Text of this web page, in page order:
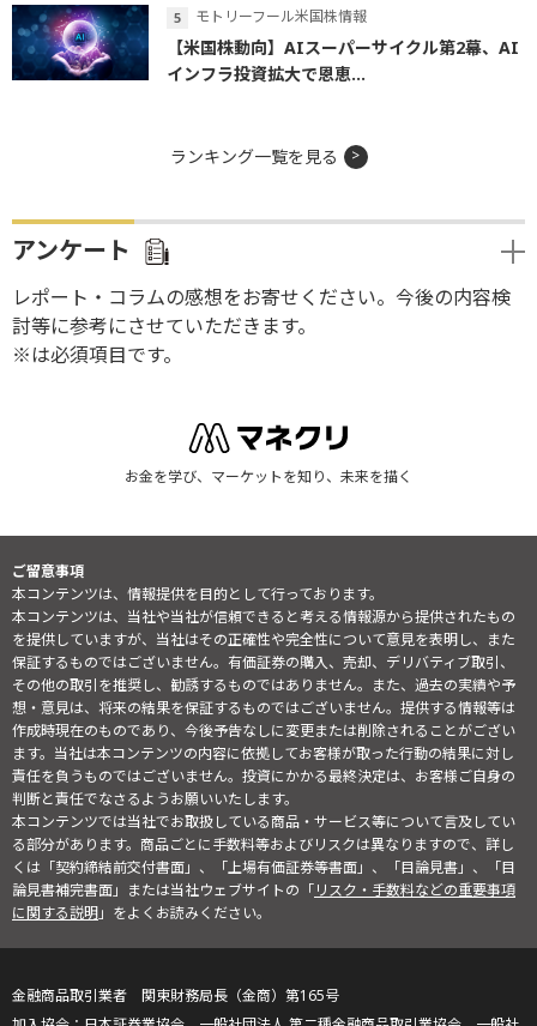
モトリーフール米国株情報
【米国株動向】AIスーパーサイクル第2幕、AI
インフラ投資拡大で恩恵...
ランキング一覧を見る
アンケート
レポート・コラムの感想をお寄せください。今後の内容検
討等に参考にさせていただきます。
※は必須項目です。
お金を学び、マーケットを知り、未来を描く
ご留意事項
本コンテンツは、情報提供を目的として行っております。
本コンテンツは、当社や当社が信頼できると考える情報源から提供されたもの
を提供していますが、当社はその正確性や完全性について意見を表明し、また
保証するものではございません。有価証券の購入、売却、デリバティブ取引、
その他の取引を推奨し、勧誘するものではありません。また、過去の実績や予
想・意見は、将来の結果を保証するものではございません。提供する情報等は
作成時現在のものであり、今後予告なしに変更または削除されることがござい
ます。当社は本コンテンツの内容に依拠してお客様が取った行動の結果に対し
責任を負うものではございません。投資にかかる最終決定は、お客様ご自身の
判断と責任でなさるようお願いいたします。
本コンテンツでは当社でお取扱している商品・サービス等について言及してい
る部分があります。商品ごとに手数料等およびリスクは異なりますので、詳し
くは「契約締結前交付書面」、「上場有価証券等書面」、「目論見書」、「目
論見書補完書面」または当社ウェブサイトの「リスク・手数料などの重要事項
に関する説明」をよくお読みください。
金融商品取引業者 関東財務局長（金商）第165号